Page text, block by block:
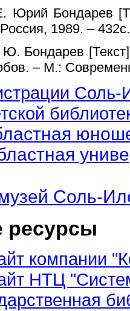
Бондарев
1989. – 432с.
[Текст]:
– М.:
Соль-
Соль-
ресурсы
компании
НТЦ